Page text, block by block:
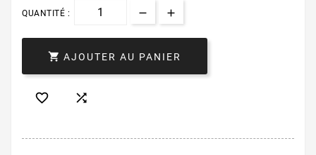
QUANTITÉ :
 AJOUTER AU PANIER
 